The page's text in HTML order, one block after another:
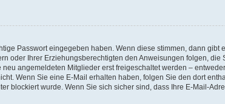
Passwort eingegeben haben. Wenn diese stimmen, dann gibt
oder Ihrer Erziehungsberechtigten den Anweisungen folgen,
angemeldeten Mitglieder erst freigeschaltet werden –
Wenn Sie eine E-Mail erhalten haben, folgen Sie den dort
blockiert wurde. Wenn Sie sich sicher sind, dass Ihre E-Mail-